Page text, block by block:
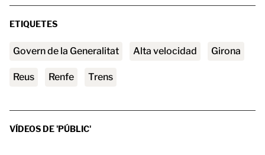
ETIQUETES
Govern de la Generalitat alta velocidad Girona
Reus Renfe trens
VÍDEOS DE 'PÚBLIC'